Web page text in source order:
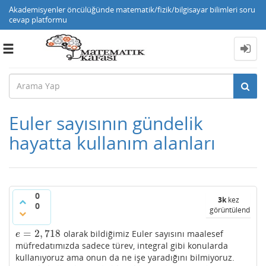
Akademisyenler öncülüğünde matematik/fizik/bilgisayar bilimleri soru
cevap platformu
Toggle
Euler sayısının gündelik
hayatta kullanım alanları
0
0
3kkez
görüntülendi
e = 2, 718
e =2, 718
olarak bildiğimiz Euler sayısını maalesef
müfredatımızda sadece türev, integral gibi konularda
kullanıyoruz ama onun da ne işe yaradığını bilmiyoruz.